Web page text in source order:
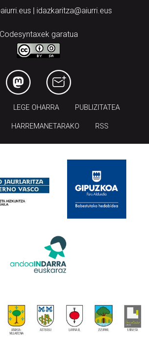
| idazkaritza@aiurri.eus
Codesyntaxek garatua
LEGE OHARRA PUBLIZITATEA
HARREMANETARAKO RSS